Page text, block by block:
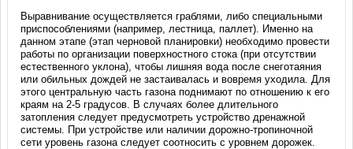
Выравнивание осуществляется граблями, либо специальными
приспособлениями (например, лестница, паллет). Именно на
данном этапе (этап черновой планировки) необходимо провести
работы по организации поверхностного стока (при отсутствии
естественного уклона), чтобы лишняя вода после снеготаяния
или обильных дождей не застаивалась и вовремя уходила. Для
этого центральную часть газона поднимают по отношению к его
краям на 2-5 градусов. В случаях более длительного
затопления следует предусмотреть устройство дренажной
системы. При устройстве или наличии дорожно-тропиночной
сети уровень газона следует соотносить с уровнем дорожек.